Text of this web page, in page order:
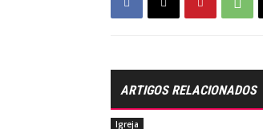
ARTIGOS RELACIONADOS
Igreja